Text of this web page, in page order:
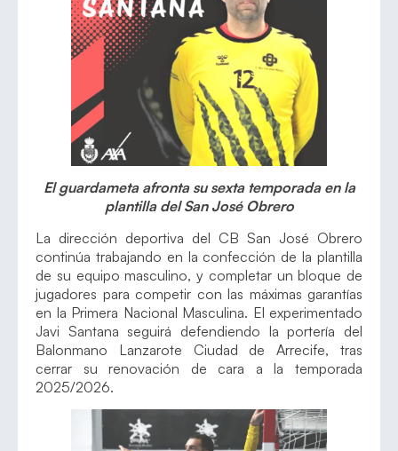
El guardameta afronta su sexta temporada en la
plantilla del San José Obrero
La dirección deportiva del CB San José Obrero
continúa trabajando en la confección de la plantilla
de su equipo masculino, y completar un bloque de
jugadores para competir con las máximas garantías
en la Primera Nacional Masculina. El experimentado
Javi Santana seguirá defendiendo la portería del
Balonmano Lanzarote Ciudad de Arrecife, tras
cerrar su renovación de cara a la temporada
2025/2026.